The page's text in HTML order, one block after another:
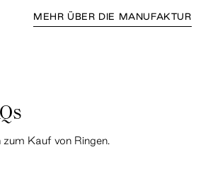
MEHR ÜBER DIE MANUFAKTUR
Kauf von Ringen.